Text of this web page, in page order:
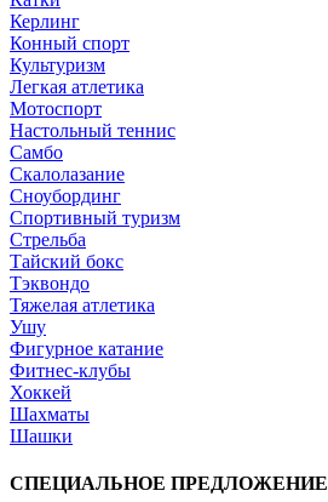
Керлинг
Конный спорт
Культуризм
Легкая атлетика
Мотоспорт
Настольный теннис
Самбо
Скалолазание
Сноубординг
Спортивный туризм
Стрельба
Тайский бокс
Тэквондо
Тяжелая атлетика
Ушу
Фигурное катание
Фитнес-клубы
Хоккей
Шахматы
Шашки
СПЕЦИАЛЬНОЕ ПРЕДЛОЖЕНИЕ